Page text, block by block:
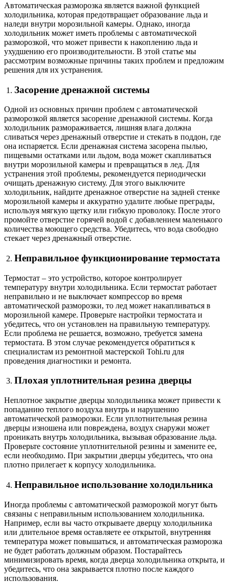
Автоматическая разморозка является важной функцией
холодильника, которая предотвращает образование льда и
наледи внутри морозильной камеры. Однако, иногда
холодильник может иметь проблемы с автоматической
разморозкой, что может привести к накоплению льда и
ухудшению его производительности. В этой статье мы
рассмотрим возможные причины таких проблем и предложим
решения для их устранения.
Засорение дренажной системы
Одной из основных причин проблем с автоматической
разморозкой является засорение дренажной системы. Когда
холодильник размораживается, лишняя влага должна
сливаться через дренажный отверстие и стекать в поддон, где
она испаряется. Если дренажная система засорена пылью,
пищевыми остатками или льдом, вода может скапливаться
внутри морозильной камеры и превращаться в лед. Для
устранения этой проблемы, рекомендуется периодически
очищать дренажную систему. Для этого выключите
холодильник, найдите дренажное отверстие на задней стенке
морозильной камеры и аккуратно удалите любые преграды,
используя мягкую щетку или гибкую проволоку. После этого
промойте отверстие горячей водой с добавлением маленького
количества моющего средства. Убедитесь, что вода свободно
стекает через дренажный отверстие.
Неправильное функционирование термостата
Термостат – это устройство, которое контролирует
температуру внутри холодильника. Если термостат работает
неправильно и не выключает компрессор во время
автоматической разморозки, то лед может накапливаться в
морозильной камере. Проверьте настройки термостата и
убедитесь, что он установлен на правильную температуру.
Если проблема не решается, возможно, требуется замена
термостата. В этом случае рекомендуется обратиться к
специалистам из ремонтной мастерской Tohi.ru для
проведения диагностики и ремонта.
Плохая уплотнительная резина дверцы
Неплотное закрытие дверцы холодильника может привести к
попаданию теплого воздуха внутрь и нарушению
автоматической разморозки. Если уплотнительная резина
дверцы изношена или повреждена, воздух снаружи может
проникать внутрь холодильника, вызывая образование льда.
Проверьте состояние уплотнительной резины и замените ее,
если необходимо. При закрытии дверцы убедитесь, что она
плотно прилегает к корпусу холодильника.
Неправильное использование холодильника
Иногда проблемы с автоматической разморозкой могут быть
связаны с неправильным использованием холодильника.
Например, если вы часто открываете дверцу холодильника
или длительное время оставляете ее открытой, внутренняя
температура может повышаться, и автоматическая разморозка
не будет работать должным образом. Постарайтесь
минимизировать время, когда дверца холодильника открыта, и
убедитесь, что она закрывается плотно после каждого
использования.